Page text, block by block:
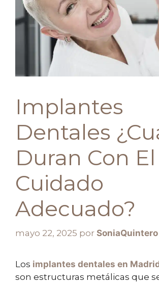
Implantes
Dentales
Duran Con El
Cuidado
Adecuado?
mayo 22, 2025 por SoniaQuintero
Los implantes dentales en
son estructuras metálicas que